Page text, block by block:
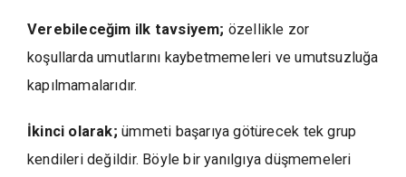
Verebileceğim ilk tavsiyem; özellikle zor
koşullarda umutlarını kaybetmemeleri ve umutsuzluğa
kapılmamalarıdır.
İkinci olarak; ümmeti başarıya götürecek tek grup
kendileri değildir. Böyle bir yanılgıya düşmemeleri